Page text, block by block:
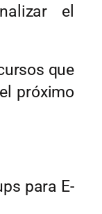
el
que
próximo
para E-